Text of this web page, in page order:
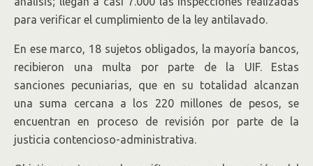
para verificar el cumplimiento de la ley antilavado.
En ese marco, 18 sujetos obligados, la mayoría bancos,
recibieron una multa por parte de la UIF. Estas
sanciones pecuniarias, que en su totalidad alcanzan
una suma cercana a los 220 millones de pesos, se
encuentran en proceso de revisión por parte de la
justicia contencioso-administrativa.